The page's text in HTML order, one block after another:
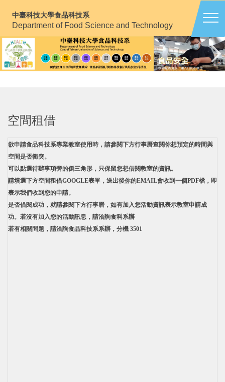
要
內
容
中臺科技大學食品科技系
Department of Food Science and Technology
空間租借
欲申請食品科技系專業教室使用時，請參閱下方行事曆查閱你想預定的時間與
空間是否衝突。
可以點選待辦事項旁的倒三角形，只保留您想借閱教室的資訊。
請填選下方空間租借GOOGLE表單，送出後你的EMAIL會收到一個PDF檔，即
表示我們收到您的申請。
是否借閱成功，就請參閱下方行事曆，如有加入您活動資訊表示教室申請成
功。若沒有加入您的活動訊息，請洽詢食科系辦
若有相關問題，請洽詢食品科技系系辦 ， 分機 3501